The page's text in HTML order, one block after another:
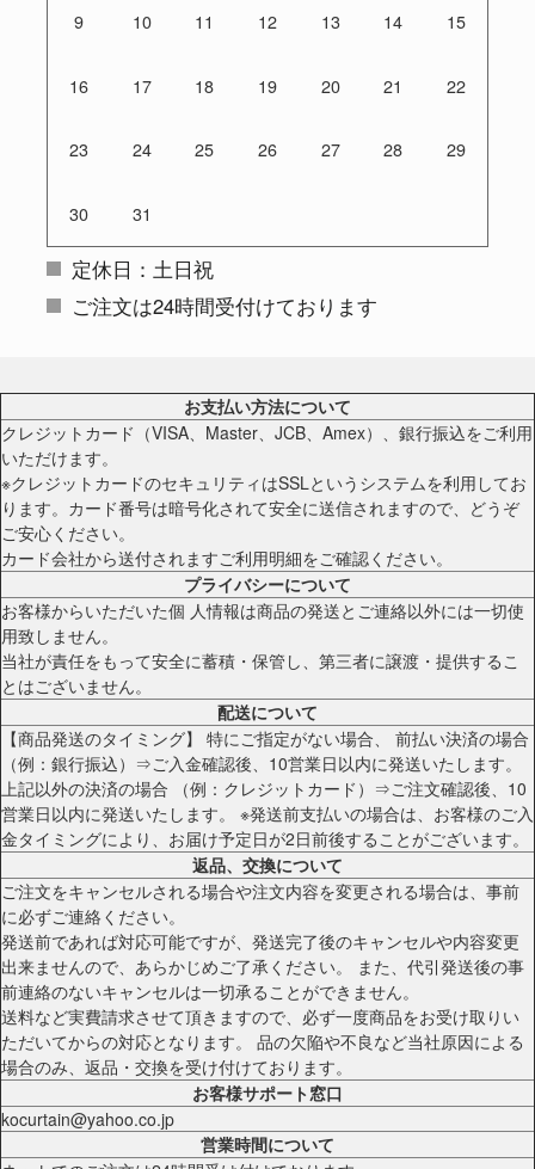
9 10 11 12 13 14 15
16 17 18 19 20 21 22
23 24 25 26 27 28 29
30 31
定休日：土日祝
ご注文は24時間受付けております
お支払い方法について
クレジットカード（VISA、Master、JCB、Amex）、銀行振込をご利用
いただけます。
※クレジットカードのセキュリティはSSLというシステムを利用してお
ります。カード番号は暗号化されて安全に送信されますので、どうぞ
ご安心ください。
カード会社から送付されますご利用明細をご確認ください。
プライバシーについて
お客様からいただいた個 人情報は商品の発送とご連絡以外には一切使
用致しません。
当社が責任をもって安全に蓄積・保管し、第三者に譲渡・提供するこ
とはございません。
配送について
【商品発送のタイミング】 特にご指定がない場合、 前払い決済の場合
（例：銀行振込）⇒ご入金確認後、10営業日以内に発送いたします。
上記以外の決済の場合 （例：クレジットカード）⇒ご注文確認後、10
営業日以内に発送いたします。 ※発送前支払いの場合は、お客様のご入
金タイミングにより、お届け予定日が2日前後することがございます。
返品、交換について
ご注文をキャンセルされる場合や注文内容を変更される場合は、事前
に必ずご連絡ください。
発送前であれば対応可能ですが、発送完了後のキャンセルや内容変更
出来ませんので、あらかじめご了承ください。 また、代引発送後の事
前連絡のないキャンセルは一切承ることができません。
送料など実費請求させて頂きますので、必ず一度商品をお受け取りい
ただいてからの対応となります。 品の欠陥や不良など当社原因による
場合のみ、返品・交換を受け付けております。
お客様サポート窓口
kocurtain@yahoo.co.jp
営業時間について